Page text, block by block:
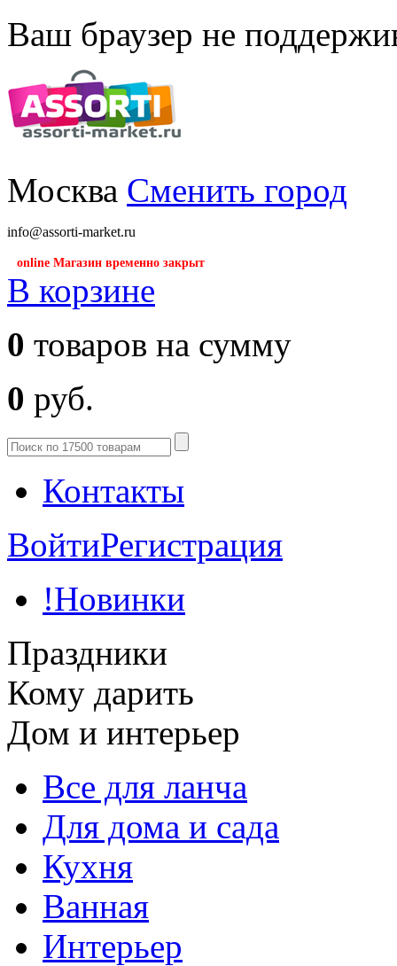
Ваш браузер не
Москва Сменить город
info@assorti-market.ru
online Магазин временно закрыт
В корзине
0 товаров на сумму
0 руб.
Контакты
ВойтиРегистрация
!Новинки
Праздники
Кому дарить
Дом и интерьер
Все для ланча
Для дома и сада
Кухня
Ванная
Интерьер